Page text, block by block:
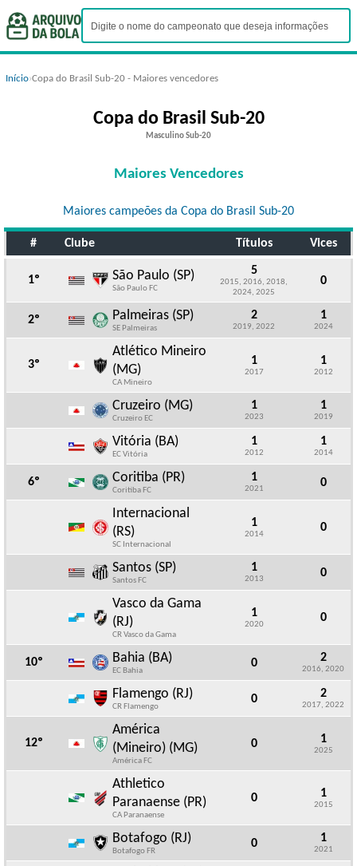
Início›Copa do Brasil Sub-20 - Maiores vencedores
Copa do Brasil Sub-20
Masculino Sub-20
Maiores Vencedores
Maiores campeões da Copa do Brasil Sub-20
# Clube Títulos Vices
1º São Paulo (SP)
São Paulo FC
5
2015, 2016, 2018,
2024, 2025
0
2º Palmeiras (SP)
SE Palmeiras
2
2019, 2022
1
2024
3º
Atlético Mineiro
(MG)
CA Mineiro
1
2017
1
2012
Cruzeiro (MG)
Cruzeiro EC
1
2023
1
2019
Vitória (BA)
EC Vitória
1
2012
1
2014
6º Coritiba (PR)
Coritiba FC
1
2021 0
Internacional
(RS)
SC Internacional
1
2014
0
Santos (SP)
Santos FC
1
2013 0
Vasco da Gama
(RJ)
CR Vasco da Gama
1
2020
0
10º Bahia (BA)
EC Bahia
0 2
2016, 2020
Flamengo (RJ)
CR Flamengo
0 2
2017, 2022
12º
América
(Mineiro) (MG)
América FC
0 1
2025
Athletico
Paranaense (PR)
CA Paranaense
0 1
2015
Botafogo (RJ)
Botafogo FR
0 1
2021